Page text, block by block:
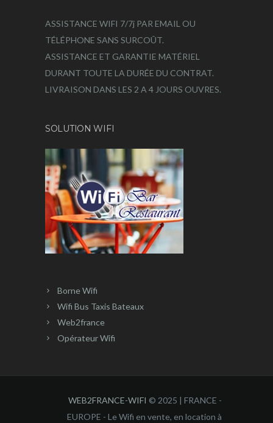
ASSISTANCE WIFI 7/7j PAR EMAIL OU
TÉLÉPHONE SANS SURCOÛT.
ASSISTANCE ET GARANTIE MATÉRIEL
DURANT TOUTE LA DURÉE DU CONTRAT.
LIVRAISON DANS LES 2 A 4 JOURS OUVRES.
SOLUTION WIFI
Borne Wifi
Wifi Bus Taxis Bateaux
Web2france
Opérateur Wifi
WEB2FRANCE-WIFI © 2025 | FRANCE -
EUROPE - Le Wifi en vente, en location à